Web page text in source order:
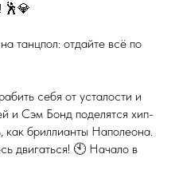
🕺💎
танцпол: отдайте всё по
себя от усталости и
и Сэм Бонд поделятся хип-
как бриллианты Наполеона.
двигаться! 🕙 Начало в